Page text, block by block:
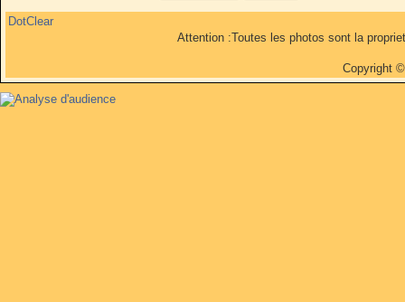
DotClear
Attention :Toutes les photos sont la
Copyright